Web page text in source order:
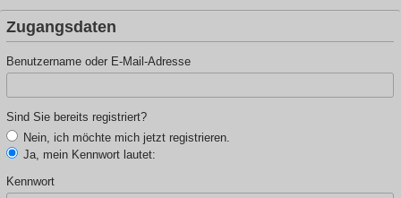
Zugangsdaten
Benutzername oder E-Mail-Adresse
Sind Sie bereits registriert?
Nein, ich möchte mich jetzt registrieren.
Ja, mein Kennwort lautet:
Kennwort